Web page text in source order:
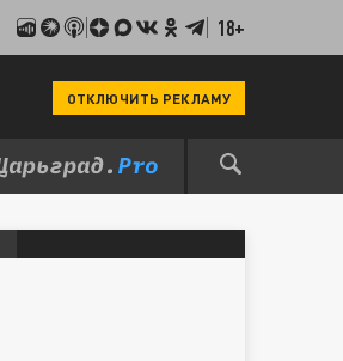
18+
ОТКЛЮЧИТЬ РЕКЛАМУ